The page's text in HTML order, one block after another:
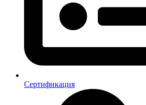
Сертификация